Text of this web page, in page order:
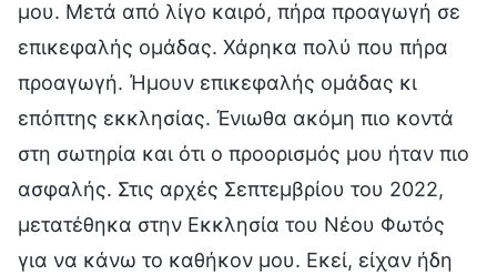
μου. Μετά από λίγο καιρό, πήρα προαγωγή σε
επικεφαλής ομάδας. Χάρηκα πολύ που πήρα
προαγωγή. Ήμουν επικεφαλής ομάδας κι
επόπτης εκκλησίας. Ένιωθα ακόμη πιο κοντά
στη σωτηρία και ότι ο προορισμός μου ήταν πιο
ασφαλής. Στις αρχές Σεπτεμβρίου του 2022,
μετατέθηκα στην Εκκλησία του Νέου Φωτός
για να κάνω το καθήκον μου. Εκεί, είχαν ήδη